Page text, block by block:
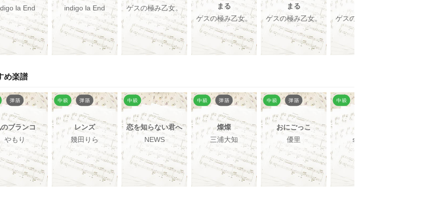
la End
indigo la End
ゲスの極み乙女。
まる
ゲスの極み乙女。
まる
ゲスの極み乙女。
ゲスの極み乙女。
め楽譜
ブランコ
やもり
レンズ
幾田りら
恋を知らない君へ
NEWS
燦燦
三浦大知
おにごっこ
優里
sumika